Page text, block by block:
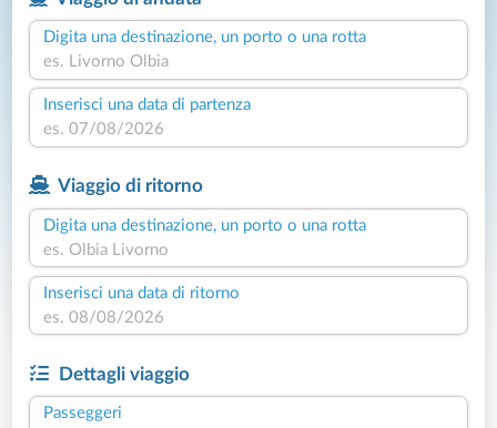
Digita una destinazione, un porto o una rotta
Inserisci una data di partenza
Viaggio di ritorno
Digita una destinazione, un porto o una rotta
Inserisci una data di ritorno
Dettagli viaggio
Passeggeri